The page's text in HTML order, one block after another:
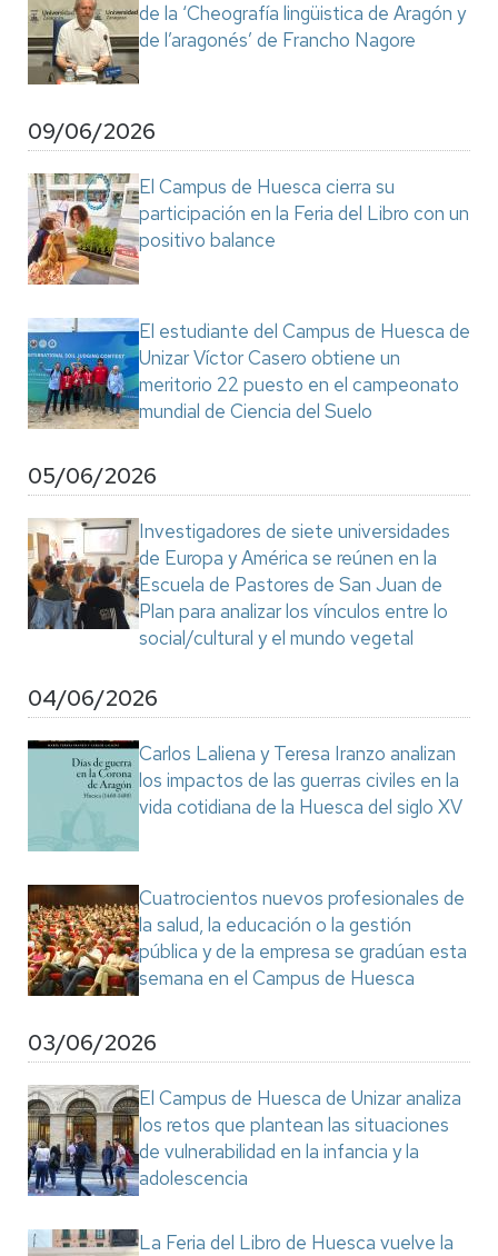
de la ‘Cheografía lingüistica de Aragón y
de l’aragonés’ de Francho Nagore
09/06/2026
El Campus de Huesca cierra su
participación en la Feria del Libro con un
positivo balance
El estudiante del Campus de Huesca de
Unizar Víctor Casero obtiene un
meritorio 22 puesto en el campeonato
mundial de Ciencia del Suelo
05/06/2026
Investigadores de siete universidades
de Europa y América se reúnen en la
Escuela de Pastores de San Juan de
Plan para analizar los vínculos entre lo
social/cultural y el mundo vegetal
04/06/2026
Carlos Laliena y Teresa Iranzo analizan
los impactos de las guerras civiles en la
vida cotidiana de la Huesca del siglo XV
Cuatrocientos nuevos profesionales de
la salud, la educación o la gestión
pública y de la empresa se gradúan esta
semana en el Campus de Huesca
03/06/2026
El Campus de Huesca de Unizar analiza
los retos que plantean las situaciones
de vulnerabilidad en la infancia y la
adolescencia
La Feria del Libro de Huesca vuelve la